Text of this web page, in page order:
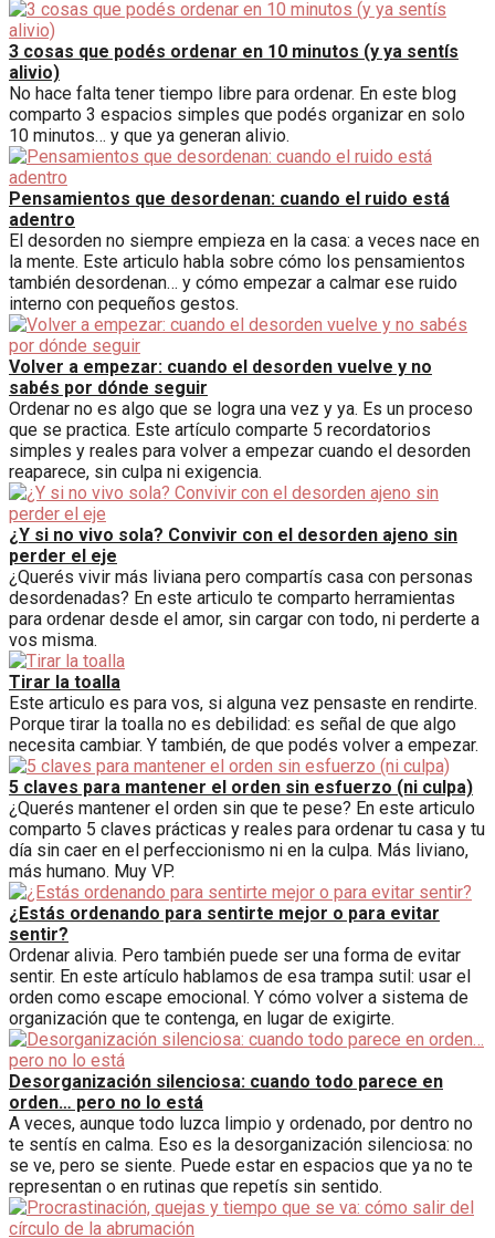
3 cosas que podés ordenar en 10 minutos (y ya sentís
alivio)
No hace falta tener tiempo libre para ordenar. En este blog
comparto 3 espacios simples que podés organizar en solo
10 minutos… y que ya generan alivio.
Pensamientos que desordenan: cuando el ruido está
adentro
El desorden no siempre empieza en la casa: a veces nace en
la mente. Este articulo habla sobre cómo los pensamientos
también desordenan… y cómo empezar a calmar ese ruido
interno con pequeños gestos.
Volver a empezar: cuando el desorden vuelve y no
sabés por dónde seguir
Ordenar no es algo que se logra una vez y ya. Es un proceso
que se practica. Este artículo comparte 5 recordatorios
simples y reales para volver a empezar cuando el desorden
reaparece, sin culpa ni exigencia.
¿Y si no vivo sola? Convivir con el desorden ajeno sin
perder el eje
¿Querés vivir más liviana pero compartís casa con personas
desordenadas? En este articulo te comparto herramientas
para ordenar desde el amor, sin cargar con todo, ni perderte a
vos misma.
Tirar la toalla
Este articulo es para vos, si alguna vez pensaste en rendirte.
Porque tirar la toalla no es debilidad: es señal de que algo
necesita cambiar. Y también, de que podés volver a empezar.
5 claves para mantener el orden sin esfuerzo (ni culpa)
¿Querés mantener el orden sin que te pese? En este articulo
comparto 5 claves prácticas y reales para ordenar tu casa y tu
día sin caer en el perfeccionismo ni en la culpa. Más liviano,
más humano. Muy VP.
¿Estás ordenando para sentirte mejor o para evitar
sentir?
Ordenar alivia. Pero también puede ser una forma de evitar
sentir. En este artículo hablamos de esa trampa sutil: usar el
orden como escape emocional. Y cómo volver a sistema de
organización que te contenga, en lugar de exigirte.
Desorganización silenciosa: cuando todo parece en
orden… pero no lo está
A veces, aunque todo luzca limpio y ordenado, por dentro no
te sentís en calma. Eso es la desorganización silenciosa: no
se ve, pero se siente. Puede estar en espacios que ya no te
representan o en rutinas que repetís sin sentido.